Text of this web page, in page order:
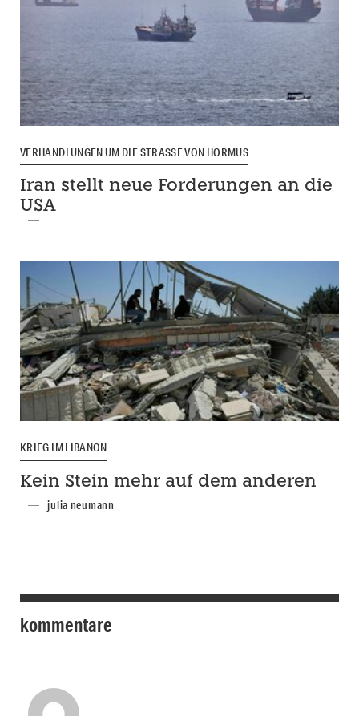
VERHANDLUNGEN UM DIE STRASSE VON HORMUS
Iran stellt neue Forderungen an die
USA
KRIEG IM LIBANON
Kein Stein mehr auf dem anderen
julia neumann
kommentare